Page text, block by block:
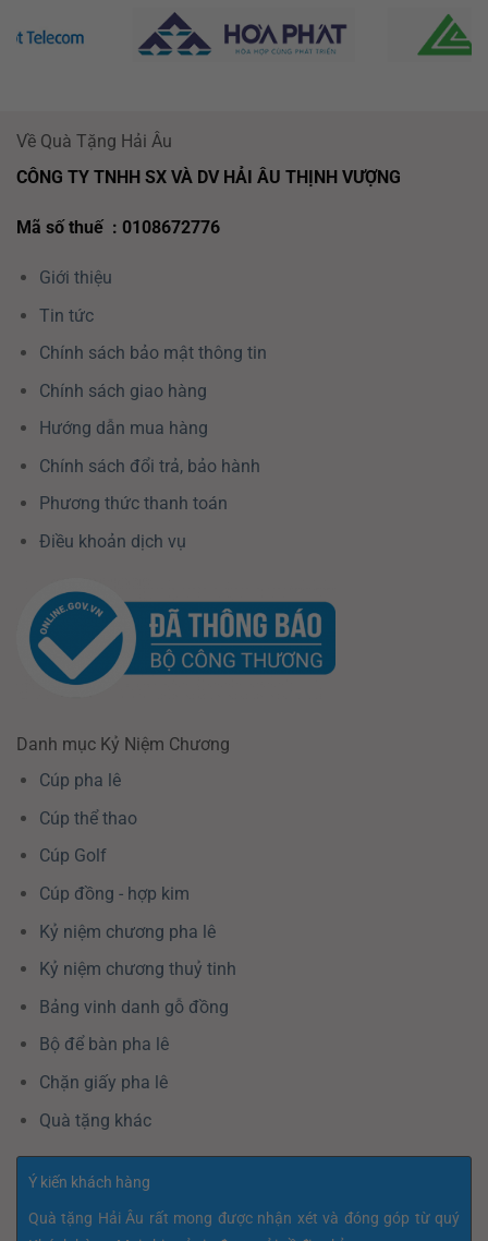
Về Quà Tặng Hải Âu
CÔNG TY TNHH SX VÀ DV HẢI ÂU THỊNH VƯỢNG
Mã số thuế : 0108672776
Giới thiệu
Tin tức
Chính sách bảo mật thông tin
Chính sách giao hàng
Hướng dẫn mua hàng
Chính sách đổi trả, bảo hành
Phương thức thanh toán
Điều khoản dịch vụ
Danh mục Kỷ Niệm Chương
Cúp pha lê
Cúp thể thao
Cúp Golf
Cúp đồng - hợp kim
Kỷ niệm chương pha lê
Kỷ niệm chương thuỷ tinh
Bảng vinh danh gỗ đồng
Bộ để bàn pha lê
Chặn giấy pha lê
Quà tặng khác
Ý kiến khách hàng
Quà tặng Hải Âu rất mong được nhận xét và đóng góp từ quý